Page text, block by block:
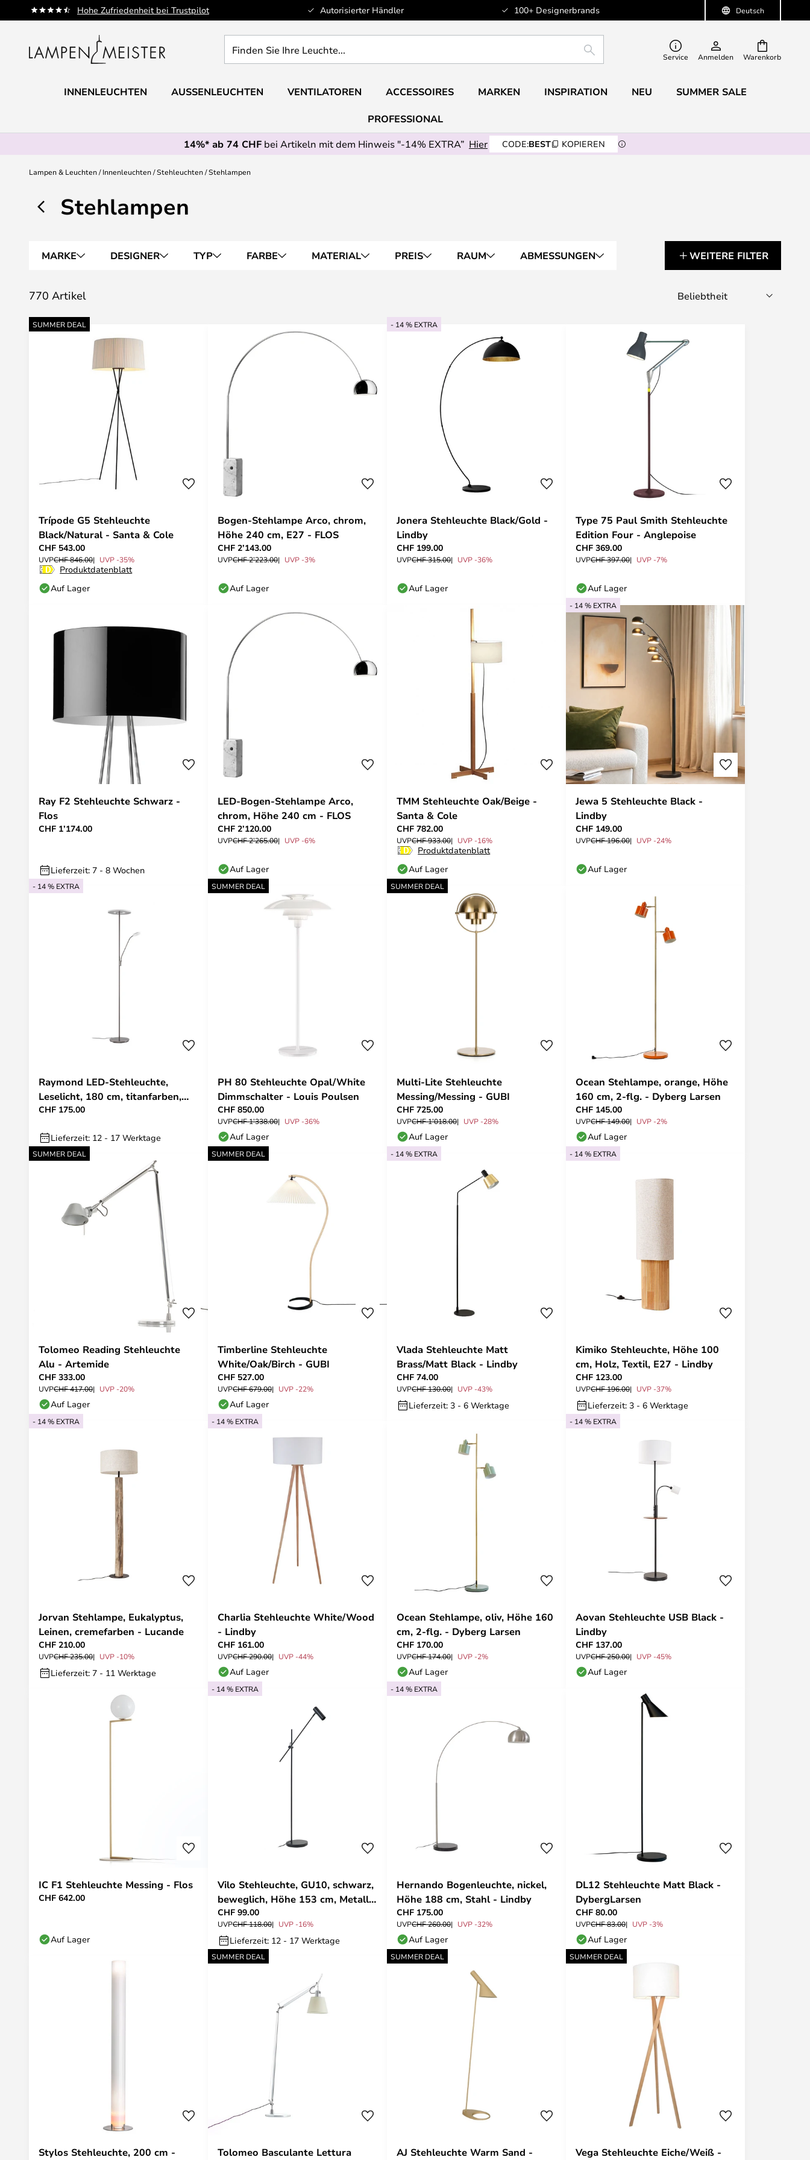
Deutsch
Hohe Zufriedenheit bei Trustpilot Autorisierter Händler 100+ Designerbrands
Zum
Inhalt
Warenkorb
Sie
Leuchte...
SUCHE Service Anmelden
INNENLEUCHTEN AUSSENLEUCHTEN VENTILATOREN ACCESSOIRES MARKEN INSPIRATION NEU SUMMER SALE
PROFESSIONAL
14%* ab 74 CHF bei Artikeln mit dem Hinweis "-14% EXTRA” Hier CODE:BEST KOPIEREN
Lampen & Leuchten Innenleuchten Stehleuchten Stehlampen
Stehlampen
MARKE DESIGNER TYP FARBE MATERIAL PREIS RAUM ABMESSUNGEN WEITERE FILTER
770 Artikel
SUMMER DEAL
Trípode G5 Stehleuchte
Black/Natural - Santa & Cole
CHF 543.00
UVPCHF 846.00 UVP -35%
Produktdatenblatt
Auf Lager
Bogen-Stehlampe Arco, chrom,
Höhe 240 cm, E27 - FLOS
CHF 2’143.00
UVPCHF 2’223.00 UVP -3%
Auf Lager
- 14 % EXTRA
Jonera Stehleuchte Black/Gold -
Lindby
CHF 199.00
UVPCHF 315.00 UVP -36%
Auf Lager
Type 75 Paul Smith Stehleuchte
Edition Four - Anglepoise
CHF 369.00
UVPCHF 397.00 UVP -7%
Auf Lager
Ray F2 Stehleuchte Schwarz -
Flos
CHF 1’174.00
Lieferzeit: 7 - 8 Wochen
LED-Bogen-Stehlampe Arco,
chrom, Höhe 240 cm - FLOS
CHF 2’120.00
UVPCHF 2’265.00 UVP -6%
Auf Lager
TMM Stehleuchte Oak/Beige -
Santa & Cole
CHF 782.00
UVPCHF 933.00 UVP -16%
Produktdatenblatt
Auf Lager
- 14 % EXTRA
Jewa 5 Stehleuchte Black -
Lindby
CHF 149.00
UVPCHF 196.00 UVP -24%
Auf Lager
- 14 % EXTRA
Raymond LED-Stehleuchte,
Leselicht, 180 cm, titanfarben,
Metall, CCT - Lucande
CHF 175.00
Lieferzeit: 12 - 17 Werktage
SUMMER DEAL
PH 80 Stehleuchte Opal/White
Dimmschalter - Louis Poulsen
CHF 850.00
UVPCHF 1’338.00 UVP -36%
Auf Lager
SUMMER DEAL
Multi-Lite Stehleuchte
Messing/Messing - GUBI
CHF 725.00
UVPCHF 1’018.00 UVP -28%
Auf Lager
Ocean Stehlampe, orange, Höhe
160 cm, 2-flg. - Dyberg Larsen
CHF 145.00
UVPCHF 149.00 UVP -2%
Auf Lager
SUMMER DEAL
Tolomeo Reading Stehleuchte
Alu - Artemide
CHF 333.00
UVPCHF 417.00 UVP -20%
Auf Lager
SUMMER DEAL
Timberline Stehleuchte
White/Oak/Birch - GUBI
CHF 527.00
UVPCHF 679.00 UVP -22%
Auf Lager
- 14 % EXTRA
Vlada Stehleuchte Matt
Brass/Matt Black - Lindby
CHF 74.00
UVPCHF 130.00 UVP -43%
Lieferzeit: 3 - 6 Werktage
- 14 % EXTRA
Kimiko Stehleuchte, Höhe 100
cm, Holz, Textil, E27 - Lindby
CHF 123.00
UVPCHF 196.00 UVP -37%
Lieferzeit: 3 - 6 Werktage
- 14 % EXTRA
Jorvan Stehlampe, Eukalyptus,
Leinen, cremefarben - Lucande
CHF 210.00
UVPCHF 235.00 UVP -10%
Lieferzeit: 7 - 11 Werktage
- 14 % EXTRA
Charlia Stehleuchte White/Wood
- Lindby
CHF 161.00
UVPCHF 290.00 UVP -44%
Auf Lager
Ocean Stehlampe, oliv, Höhe 160
cm, 2-flg. - Dyberg Larsen
CHF 170.00
UVPCHF 174.00 UVP -2%
Auf Lager
- 14 % EXTRA
Aovan Stehleuchte USB Black -
Lindby
CHF 137.00
UVPCHF 250.00 UVP -45%
Auf Lager
IC F1 Stehleuchte Messing - Flos
CHF 642.00
Auf Lager
- 14 % EXTRA
Vilo Stehleuchte, GU10, schwarz,
beweglich, Höhe 153 cm, Metall -
Lindby
CHF 99.00
UVPCHF 118.00 UVP -16%
Lieferzeit: 12 - 17 Werktage
- 14 % EXTRA
Hernando Bogenleuchte, nickel,
Höhe 188 cm, Stahl - Lindby
CHF 175.00
UVPCHF 260.00 UVP -32%
Auf Lager
DL12 Stehleuchte Matt Black -
DybergLarsen
CHF 80.00
UVPCHF 83.00 UVP -3%
Auf Lager
Stylos Stehleuchte, 200 cm -
SUMMER DEAL
Tolomeo Basculante Lettura
SUMMER DEAL
AJ Stehleuchte Warm Sand -
SUMMER DEAL
Vega Stehleuchte Eiche/Weiß -